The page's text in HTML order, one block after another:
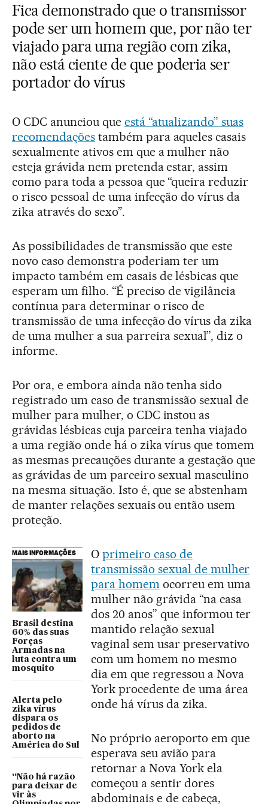
Fica demonstrado que o transmissor
pode ser um homem que, por não ter
viajado para uma região com zika,
não está ciente de que poderia ser
portador do vírus
O CDC anunciou que está “atualizando” suas
recomendaçõestambém para aqueles casais
sexualmente ativos em que a mulher não
esteja grávida nem pretenda estar, assim
como para toda a pessoa que “queira reduzir
o risco pessoal de uma infecção do vírus da
zika através do sexo”.
As possibilidades de transmissão que este
novo caso demonstra poderiam ter um
impacto também em casais de lésbicas que
esperam um filho. “É preciso de vigilância
contínua para determinar o risco de
transmissão de uma infecção do vírus da zika
de uma mulher a sua parreira sexual”, diz o
informe.
Por ora, e embora ainda não tenha sido
registrado um caso de transmissão sexual de
mulher para mulher, o CDC instou as
grávidas lésbicas cuja parceira tenha viajado
a uma região onde há o zika vírus que tomem
as mesmas precauções durante a gestação que
as grávidas de um parceiro sexual masculino
na mesma situação. Isto é, que se abstenham
de manter relações sexuais ou então usem
proteção.
MAIS INFORMAÇÕES
Brasil destina
60% das suas
Forças
Armadas na
luta contra um
mosquito
Alerta pelo
zika vírus
dispara os
pedidos de
aborto na
América do Sul
“Não há razão
para deixar de
vir às
O primeiro caso de
transmissão sexual de mulher
para homemocorreu em uma
mulher não grávida “na casa
dos 20 anos” que informou ter
mantido relação sexual
vaginal sem usar preservativo
com um homem no mesmo
dia em que regressou a Nova
York procedente de uma área
onde há vírus da zika.
No próprio aeroporto em que
esperava seu avião para
retornar a Nova York ela
começou a sentir dores
abdominais e de cabeça,